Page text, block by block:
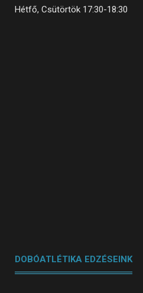
Hétfő, Csütörtök 17:30-18:30
DOBÓATLÉTIKA EDZÉSEINK